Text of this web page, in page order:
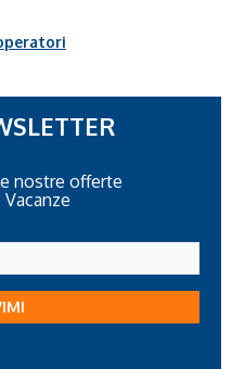
nostre offerte